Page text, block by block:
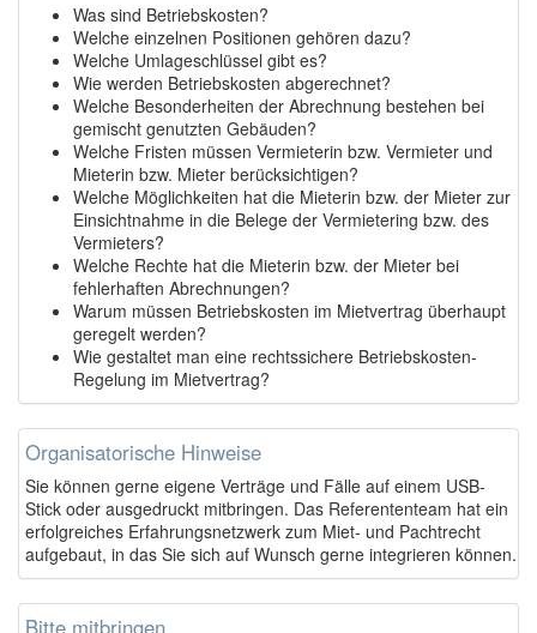
Was sind Betriebskosten?
Welche einzelnen Positionen gehören dazu?
Welche Umlageschlüssel gibt es?
Wie werden Betriebskosten abgerechnet?
Welche Besonderheiten der Abrechnung bestehen bei
gemischt genutzten Gebäuden?
Welche Fristen müssen Vermieterin bzw. Vermieter und
Mieterin bzw. Mieter berücksichtigen?
Welche Möglichkeiten hat die Mieterin bzw. der Mieter zur
Einsichtnahme in die Belege der Vermietering bzw. des
Vermieters?
Welche Rechte hat die Mieterin bzw. der Mieter bei
fehlerhaften Abrechnungen?
Warum müssen Betriebskosten im Mietvertrag überhaupt
geregelt werden?
Wie gestaltet man eine rechtssichere Betriebskosten-
Regelung im Mietvertrag?
Organisatorische Hinweise
Sie können gerne eigene Verträge und Fälle auf einem USB-
Stick oder ausgedruckt mitbringen. Das Referententeam hat ein
erfolgreiches Erfahrungsnetzwerk zum Miet- und Pachtrecht
aufgebaut, in das Sie sich auf Wunsch gerne integrieren können.
Bitte mitbringen